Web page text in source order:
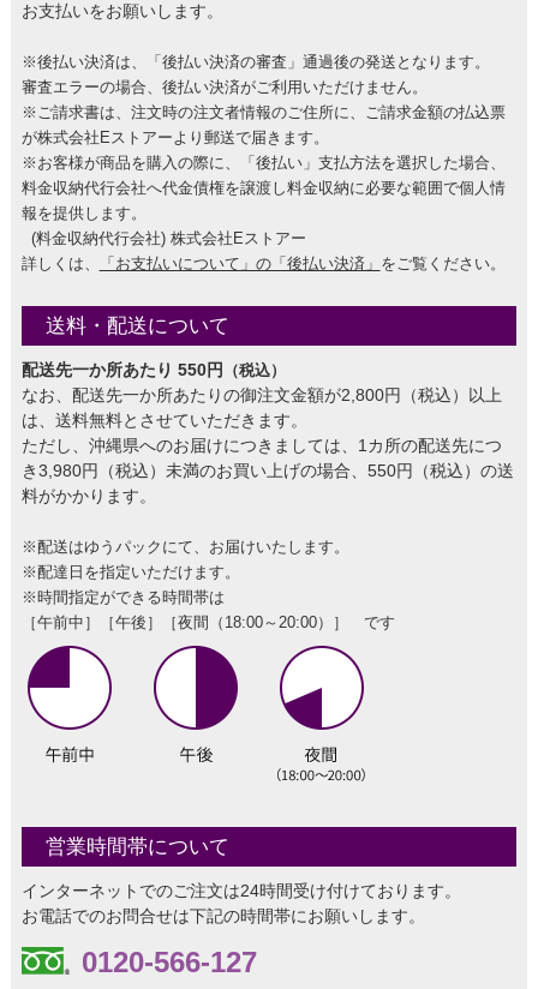
お支払いをお願いします。
※後払い決済は、「後払い決済の審査」通過後の発送となります。
審査エラーの場合、後払い決済がご利用いただけません。
※ご請求書は、注文時の注文者情報のご住所に、ご請求金額の払込票
が株式会社Eストアーより郵送で届きます。
※お客様が商品を購入の際に、「後払い」支払方法を選択した場合、
料金収納代行会社へ代金債権を譲渡し料金収納に必要な範囲で個人情
報を提供します。
(料金収納代行会社) 株式会社Eストアー
詳しくは、
「お支払いについて」の「後払い決済」 をご覧ください。
送料・配送について
配送先一か所あたり 550円 （税込）
なお、配送先一か所あたりの御注文金額が2,800円（税込）以上
は、送料無料とさせていただきます。
ただし、沖縄県へのお届けにつきましては、1カ所の配送先につ
き3,980円（税込）未満のお買い上げの場合、550円（税込）の送
料がかかります。
※配送はゆうパックにて、お届けいたします。
※配達日を指定いただけます。
※時間指定ができる時間帯は
［午前中］［午後］［夜間（18:00～20:00）］ です
営業時間帯について
インターネットでのご注文は24時間受け付けております。
お電話でのお問合せは下記の時間帯にお願いします。
0120-566-127